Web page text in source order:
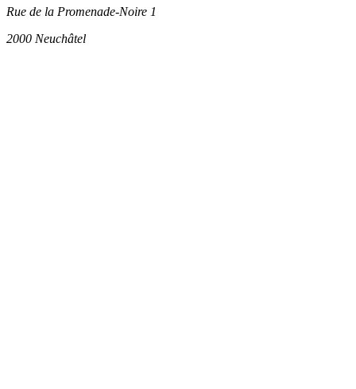
Rue de la Promenade-Noire 1
2000 Neuchâtel